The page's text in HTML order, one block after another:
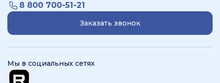
8 800 700-51-21
Заказать звонок
Мы в социальных сетях